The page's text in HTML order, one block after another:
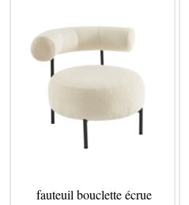
fauteuil bouclette écrue